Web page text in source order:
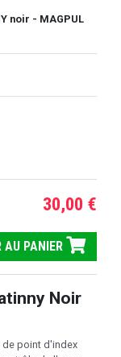
noir - MAGPUL
30,00 €
AU PANIER
Noir
de point d'index